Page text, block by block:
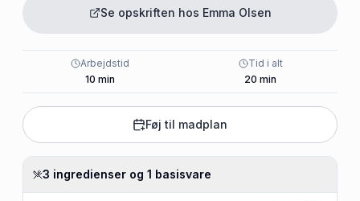
Se opskriften hos Emma Olsen
Arbejdstid
10 min
Tid i alt
20 min
Føj til madplan
3 ingredienser og 1 basisvare